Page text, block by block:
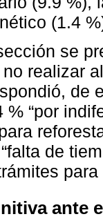
(1.4
se
realizar
de
% “por
de
ante